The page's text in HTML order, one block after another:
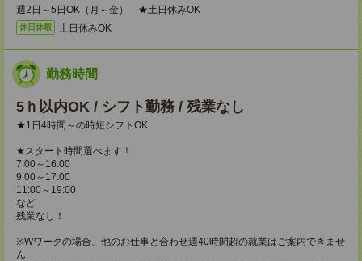
週2日～5日OK（月～金） ★土日休みOK
休日休暇 土日休みOK
勤務時間
5ｈ以内OK / シフト勤務 / 残業なし
★1日4時間～の時短シフトOK
★スタート時間選べます！
7:00～16:00
9:00～17:00
11:00～19:00
など
残業なし！
※Wワークの場合、他のお仕事と合わせ週40時間超の就業はご案内できませ
ん